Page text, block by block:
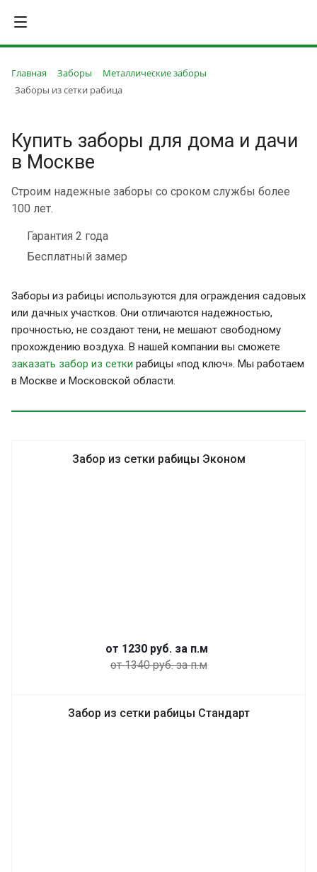
Главная Заборы
Металлические заборы
Заборы из сетки рабица
Купить заборы для дома и дачи
в Москве
Строим надежные заборы со сроком службы более
100 лет.
Гарантия 2 года
Бесплатный замер
Заборы из рабицы используются для ограждения садовых
или дачных участков. Они отличаются надежностью,
прочностью, не создают тени, не мешают свободному
прохождению воздуха. В нашей компании вы сможете
заказать забор из сетки рабицы «под ключ». Мы работаем
в Москве и Московской области.
Забор из сетки рабицы Эконом
от 1230 руб. за п.м
от 1340 руб. за п.м
Забор из сетки рабицы Стандарт